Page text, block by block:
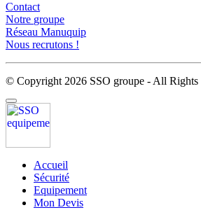
Contact
Notre groupe
Réseau Manuquip
Nous recrutons !
© Copyright 2026 SSO groupe - All Rights
Accueil
Sécurité
Equipement
Mon Devis